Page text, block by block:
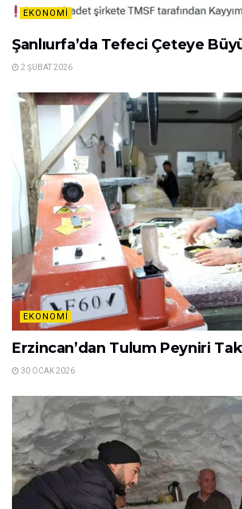
EKONOMI
Şanlıurfa’da Tefeci Çeteye
2 ŞUBAT 2026
EKONOMI
Erzincan’dan Tulum Peyniri
30 OCAK 2026